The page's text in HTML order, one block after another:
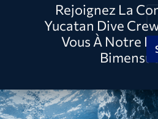
Rejoignez La
Yucatan Dive
Vous À Notre